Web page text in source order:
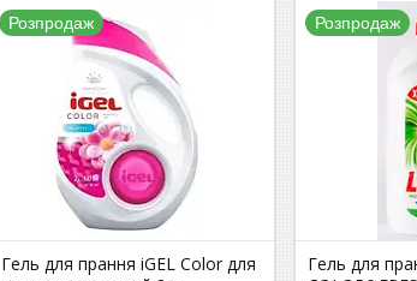
Розпродаж
Гель для прання iGEL Color для
Розпродаж
Гель для